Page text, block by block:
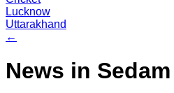
Lucknow
Uttarakhand
←
News in Sedam